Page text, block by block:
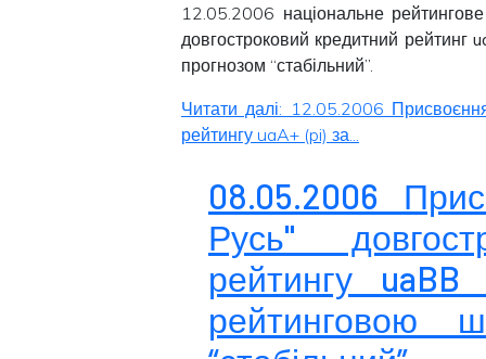
12.05.2006 національне
довгостроковий кредитний рейтинг
прогнозом “стабільний”.
Читати далі: 12.05.2006
рейтингу uaA+ (pi) за...
08.05.2006
Русь"
рейтингу
рейтинговою